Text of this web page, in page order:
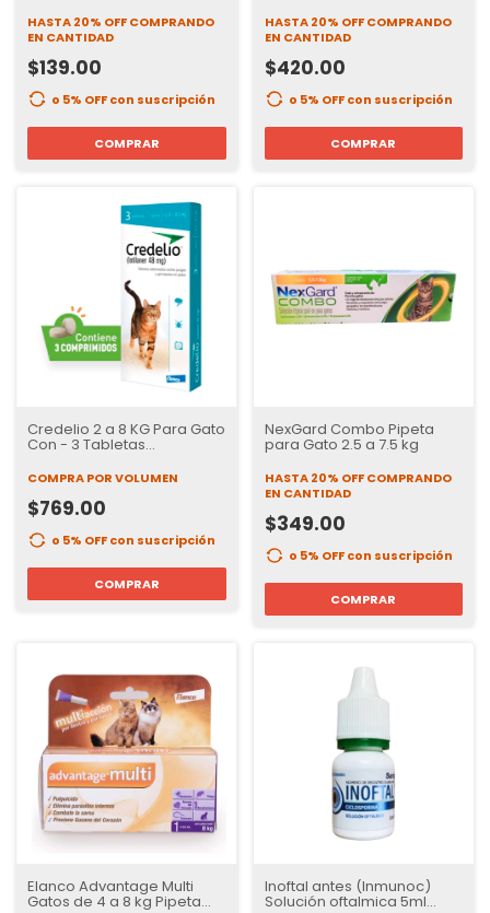
HASTA 20% OFFCOMPRANDO
EN CANTIDAD
$139.00
o 5% OFFcon suscripción
COMPRAR
Desparasitante
HASTA 20% OFF COMPRANDO
EN CANTIDAD
$420.00
o 5% OFFcon suscripción
COMPRAR
Credelio 2 a 8 KG Para Gato
Con - 3 Tabletas
desparasitante externo
COMPRA POR VOLUMEN
$769.00
o 5% OFFcon suscripción
COMPRAR
NexGard Combo Pipeta
para Gato 2.5 a 7.5 kg
HASTA 20% OFF COMPRANDO
EN CANTIDAD
$349.00
o 5% OFFcon suscripción
COMPRAR
Elanco Advantage Multi
Gatos de 4 a 8 kg Pipeta
Inoftal antes (Inmunoc)
Solución oftalmica 5ml